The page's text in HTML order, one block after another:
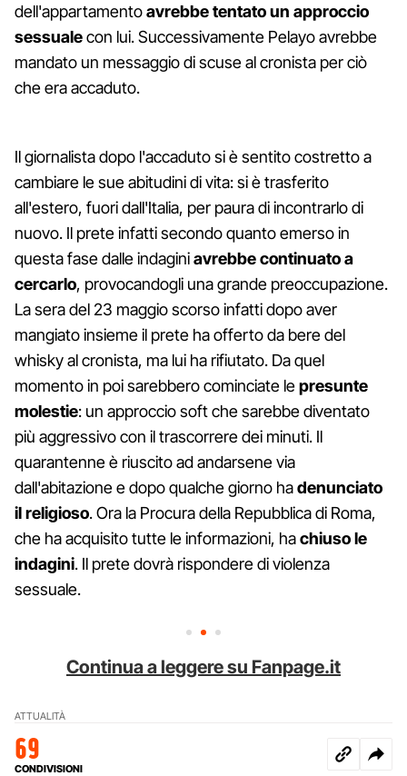
dell'appartamentoavrebbe tentato un approccio
sessualecon lui. Successivamente Pelayo avrebbe
mandato un messaggio di scuse al cronista per ciò
che era accaduto.
Il giornalista dopo l'accaduto si è sentito costretto a
cambiare le sue abitudini di vita: si è trasferito
all'estero, fuori dall'Italia, per paura di incontrarlo di
nuovo. Il prete infatti secondo quanto emerso in
questa fase dalle indaginiavrebbe continuato a
cercarlo, provocandogli una grande preoccupazione.
La sera del 23 maggio scorso infatti dopo aver
mangiato insieme il prete ha offerto da bere del
whisky al cronista, ma lui ha rifiutato. Da quel
momento in poi sarebbero cominciate lepresunte
molestie: un approccio soft che sarebbe diventato
più aggressivo con il trascorrere dei minuti. Il
quarantenne è riuscito ad andarsene via
dall'abitazione e dopo qualche giorno hadenunciato
il religioso. Ora la Procura della Repubblica di Roma,
che ha acquisito tutte le informazioni, hachiuso le
indagini. Il prete dovrà rispondere di violenza
sessuale.
Continua a leggere su Fanpage.it
ATTUALITÀ
69
CONDIVISIONI